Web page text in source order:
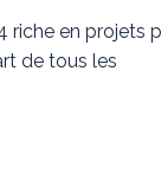
riche en projets
de tous les